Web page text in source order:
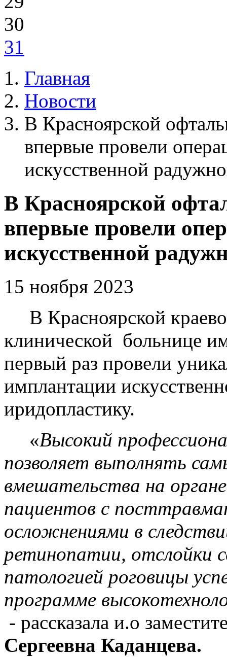
30
31
Главная
Новости
В Красноярской
впервые провели
искусственной
В Красноярской
впервые провели
искусственной
15 ноября 2023
В Красноярской
клинической больнице
первый раз провели
имплантации
иридопластику.
«Высокий
позволяет выполнять
вмешательства на
пациентов с
осложнениями в
ретинопатии, отслойки
патологией роговицы
программе
- рассказала и.о
Сергеевна Каданцева.